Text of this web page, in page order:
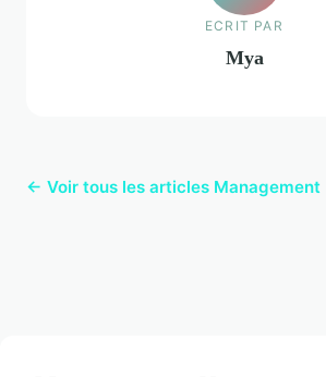
ECRIT PAR
Mya
← Voir tous les articles Management